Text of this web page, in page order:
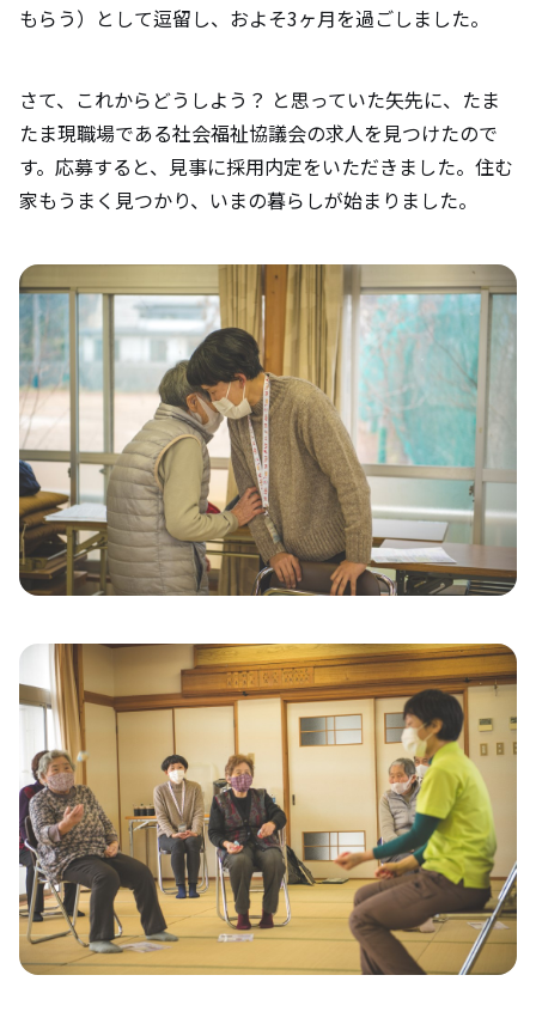
もらう）として逗留し、およそ3ヶ月を過ごしました。
さて、これからどうしよう？ と思っていた矢先に、たま
たま現職場である社会福祉協議会の求人を見つけたので
す。応募すると、見事に採用内定をいただきました。住む
家もうまく見つかり、いまの暮らしが始まりました。